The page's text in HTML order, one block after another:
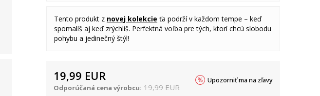
Tento produkt z novej kolekcie ťa podrží v každom tempe – keď
spomalíš aj keď zrýchliš. Perfektná voľba pre tých, ktorí chcú slobodu
pohybu a jedinečný štýl!
19,99 EUR
Odporúčaná cena výrobcu: 19,99 EUR
Upozorniť ma na zľavy